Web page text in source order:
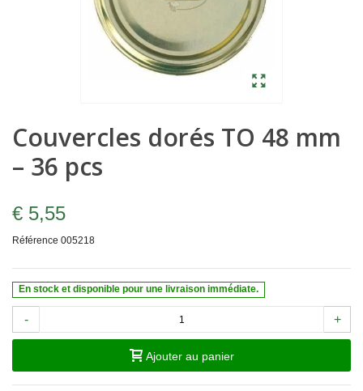
Couvercles dorés TO 48 mm
– 36 pcs
€ 5,55
Référence 005218
En stock et disponible pour une livraison immédiate.
- +
Ajouter au panier